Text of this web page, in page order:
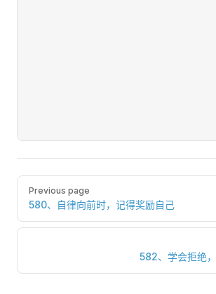
Pager
Previous page
580、自律向前时，记得奖励自己
582、学会拒绝